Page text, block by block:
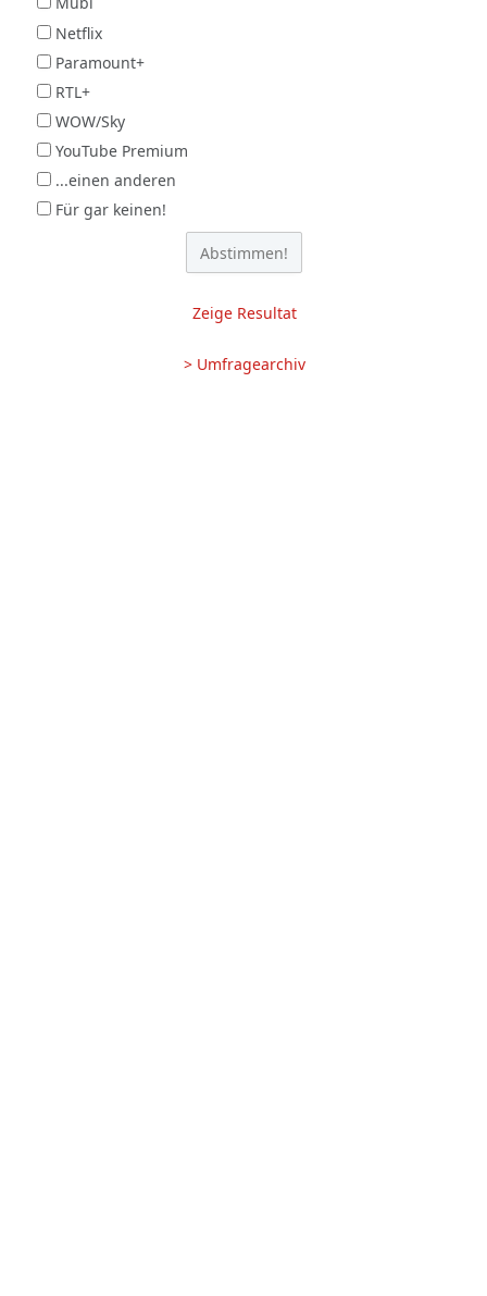
Netflix
Paramount+
RTL+
WOW/Sky
YouTube Premium
...einen anderen
Für gar keinen!
Zeige Resultat
> Umfragearchiv